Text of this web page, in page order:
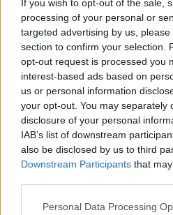
If you wish to opt-out of the sale,
processing of your personal or
targeted advertising by us,
section to confirm your selection.
opt-out request is processed you
interest-based ads based on
us or personal information
your opt-out. You may separately
disclosure of your personal
IAB’s list of downstream
also be disclosed by us to third
Downstream Participants that
Personal Data Processing
Експерти:
постига нови нива
опити за измама“
05.08.2026 / 11:30